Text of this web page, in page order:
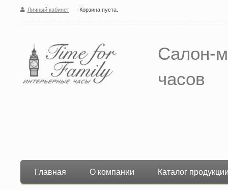
Личный кабинет Корзина пуста.
Салон-
часов
Главная О компании Каталог